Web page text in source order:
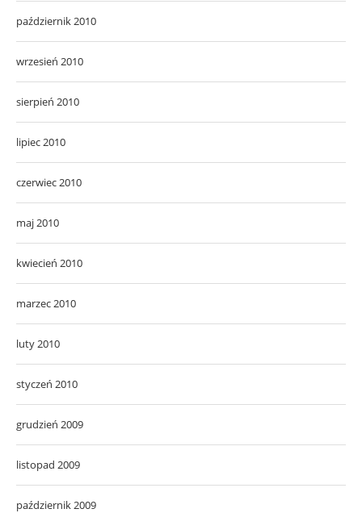
październik 2010
wrzesień 2010
sierpień 2010
lipiec 2010
czerwiec 2010
maj 2010
kwiecień 2010
marzec 2010
luty 2010
styczeń 2010
grudzień 2009
listopad 2009
październik 2009